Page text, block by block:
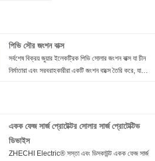
পিভি সৌর জংশন বাক্স
সর্বশেষ বিক্রয় জুয়ার ইলেকট্রিক পিভি সোলার জংশন বাক্স যা চীন
নির্মাতারা এবং সরবরাহকারীরা একটি জংশন বাক্সে তৈরি করে, যা
একক ফেজ সার্জ প্রোটেক্টর সোলার সার্জ প্রোটেক্টিভ
ডিভাইস
ZHECHI Electric® সস্তা এবং ডিসকাউন্ট একক ফেজ সার্জ